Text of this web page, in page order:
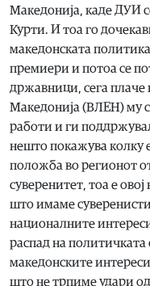
Македонија, каде ДУИ
Курти. И тоа го
македонската
премиери и потоа се
државници, сега плаче
Македонија (ВЛЕН) му
работи и ги
нешто покажува колку
положба во регионот
суверенитет, тоа е овој
што имаме
националните
распад на политичката
македонските
што не трпиме удари